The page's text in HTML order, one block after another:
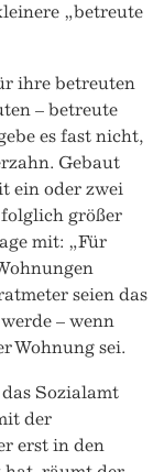
„betreute
ihre betreuten
– betreute
es fast nicht,
Gebaut
ein oder zwei
größer
mit: „Für
seien das
– wenn
Wohnung sei.
Sozialamt
der
erst in den